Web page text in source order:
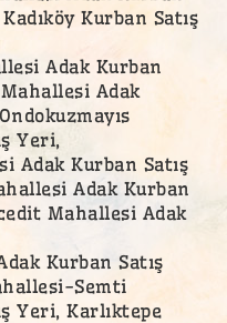
Kurban Satış
Adak Kurban
Adak
Yeri,
Adak Kurban Satış
Adak Kurban
Mahallesi Adak
Kurban Satış
Semti
Yeri, Karlıktepe